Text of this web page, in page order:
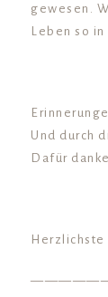
gewesen.
Leben so in
Und durch
Dafür
Herzlichste